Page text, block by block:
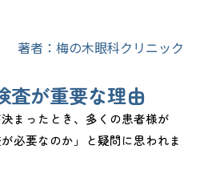
著者：梅の木眼科クリニック
査が重要な理由
まったとき、多くの患者様が
必要なのか」と疑問に思われま